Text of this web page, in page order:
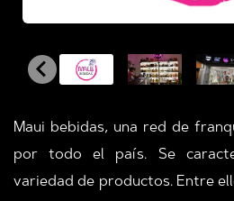
Maui bebidas, una red de
por todo el país. Se
variedad de productos. Entre